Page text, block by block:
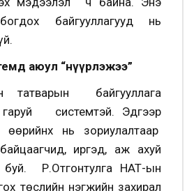
байгууллагууд нь
аюул “нүүрлэжээ”
татварын байгууллага
системтэй. Эдгээр
өөрийнх нь зориулалтаар
иргэд, аж ахуй
Р.Отгонтулга НӨАТ-ын
төслийн нэгжийн захирал